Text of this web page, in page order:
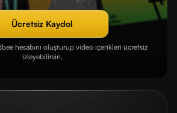
Ücretsiz Kaydol
hesabını oluşturup video içerikleri ücretsiz
izleyebilirsin.